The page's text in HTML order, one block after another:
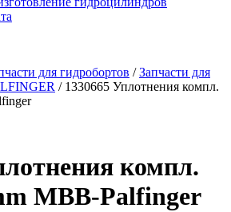
для гидробортов /Запчасти для
/ 1330665 Уплотнения компл.
компл.
MBB-Palfinger